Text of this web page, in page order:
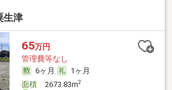
生津
65万円
管理費等なし
6ヶ月
1ヶ月
面積2673.83m2